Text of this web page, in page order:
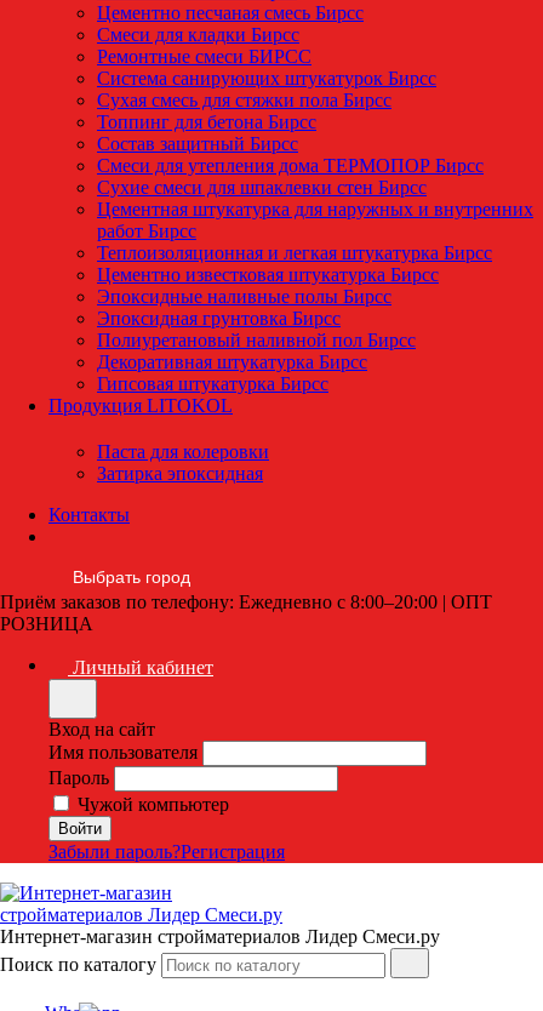
Цементно песчаная смесь Бирсс
Смеси для кладки Бирсс
Ремонтные смеси БИРСС
Система санирующих штукатурок Бирсс
Сухая смесь для стяжки пола Бирсс
Топпинг для бетона Бирсс
Состав защитный Бирсс
Смеси для утепления дома ТЕРМОПОР Бирсс
Сухие смеси для шпаклевки стен Бирсс
Цементная штукатурка для наружных и внутренних
работ Бирсс
Теплоизоляционная и легкая штукатурка Бирсс
Цементно известковая штукатурка Бирсс
Эпоксидные наливные полы Бирсс
Эпоксидная грунтовка Бирсс
Полиуретановый наливной пол Бирсс
Декоративная штукатурка Бирсс
Гипсовая штукатурка Бирсс
Продукция LITOKOL
Паста для колеровки
Затирка эпоксидная
Контакты
Выбрать город
Приём заказов по телефону: Ежедневно с 8:00–20:00 | ОПТ
РОЗНИЦА
Личный кабинет
Вход на сайт
Имя пользователя
Пароль
Чужой компьютер
Забыли пароль?Регистрация
Интернет-магазин стройматериалов Лидер Смеси.ру
Поиск по каталогу